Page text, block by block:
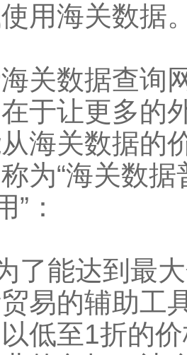
用海关数据
关数据查询
于让更多的
海关数据的
为“海关数
”：
了能达到最
易的辅助工
低至1折的